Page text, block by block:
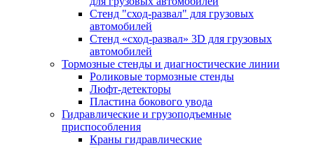
Стенд "сход-развал" для грузовых
автомобилей
Стенд «сход-развал» 3D для грузовых
автомобилей
Тормозные стенды и диагностические линии
Роликовые тормозные стенды
Люфт-детекторы
Пластина бокового увода
Гидравлические и грузоподъемные
приспособления
Краны гидравлические